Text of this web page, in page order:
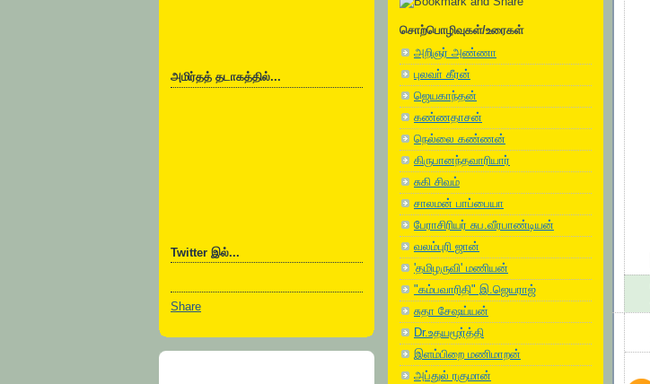
அமிர்தத் தடாகத்தில்...
Twitter இல்...
Share
சொற்பொழிவுகள்/உரைகள்
அறிஞர் அண்ணா
புலவா் கீரன்
ஜெயகாந்தன்
கண்ணதாசன்
நெல்லை கண்ணன்
கிருபானந்தவாரியார்
சுகி சிவம்
சாலமன் பாப்பையா
பேராசிரியர் சுப.வீரபாண்டியன்
வலம்புரி ஜான்
'தமிழருவி' மணியன்
"கம்பவாரிதி" இ.ஜெயராஜ்
சுதா சேஷய்யன்
Dr.உதயமூர்த்தி
இளம்பிறை மணிமாறன்
அப்துல் ரகுமான்